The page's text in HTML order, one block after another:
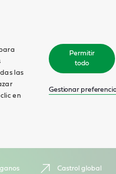
las
en
Permitir
todo
Gestionar
Castrol global